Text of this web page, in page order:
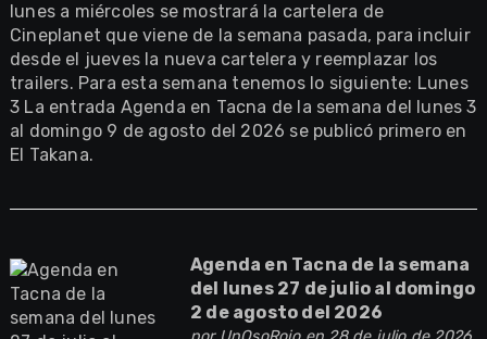
lunes a miércoles se mostrará la cartelera de
Cineplanet que viene de la semana pasada, para incluir
desde el jueves la nueva cartelera y reemplazar los
trailers. Para esta semana tenemos lo siguiente: Lunes
3 La entrada Agenda en Tacna de la semana del lunes 3
al domingo 9 de agosto del 2026 se publicó primero en
El Takana.
Agenda en Tacna de la semana
del lunes 27 de julio al domingo
2 de agosto del 2026